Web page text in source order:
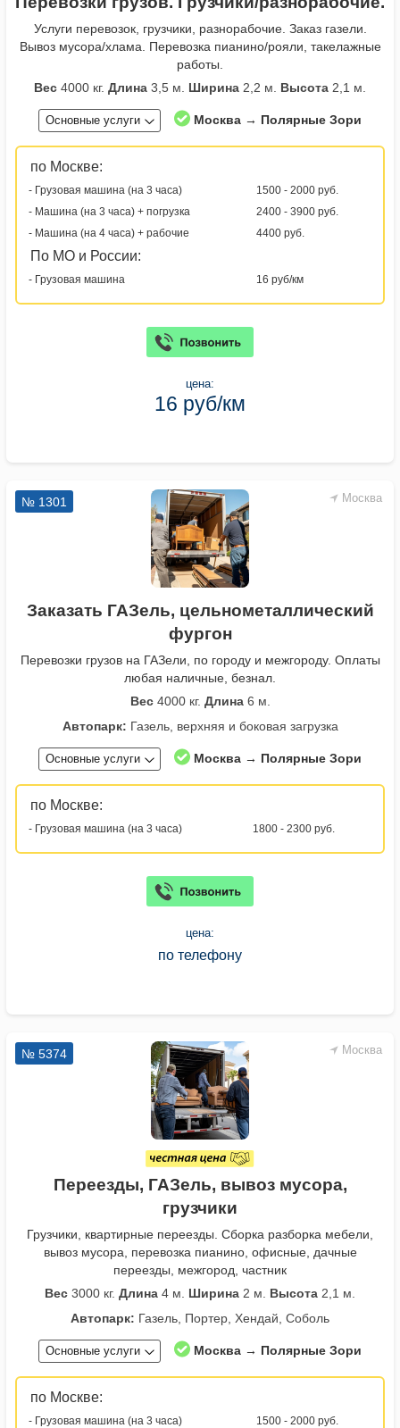
Услуги перевозок, грузчики, разнорабочие. Заказ газели.
Вывоз мусора/хлама. Перевозка пианино/рояли, такелажные
работы.
Вес 4000 кг. Длина 3,5 м. Ширина 2,2 м. Высота 2,1 м.
Основные услуги Москва → Полярные Зори
по Москве:
- Грузовая машина (на 3 часа)
1500 - 2000 руб.
- Машина (на 3 часа) + погрузка
2400 - 3900 руб.
- Машина (на 4 часа) + рабочие
4400 руб.
По МО и России:
- Грузовая машина 16 руб/км
цена:
16 руб/км
Москва
№ 1301
Заказать ГАЗель, цельнометаллический
фургон
Перевозки грузов на ГАЗели, по городу и межгороду. Оплаты
любая наличные, безнал.
Вес4000 кг. Длина6 м.
Автопарк: Газель, верхняя и боковая загрузка
Основные услуги Москва → Полярные Зори
по Москве:
- Грузовая машина (на 3 часа) 1800 - 2300 руб.
цена:
по телефону
Москва
№ 5374
Переезды, ГАЗель, вывоз мусора,
грузчики
Грузчики, квартирные переезды. Сборка разборка мебели,
вывоз мусора, перевозка пианино, офисные, дачные
переезды, межгород, частник
Вес 3000 кг. Длина 4 м. Ширина 2 м. Высота 2,1 м.
Автопарк: Газель, Портер, Хендай, Соболь
Основные услуги Москва → Полярные Зори
по Москве:
- Грузовая машина (на 3 часа)
1500 - 2000 руб.